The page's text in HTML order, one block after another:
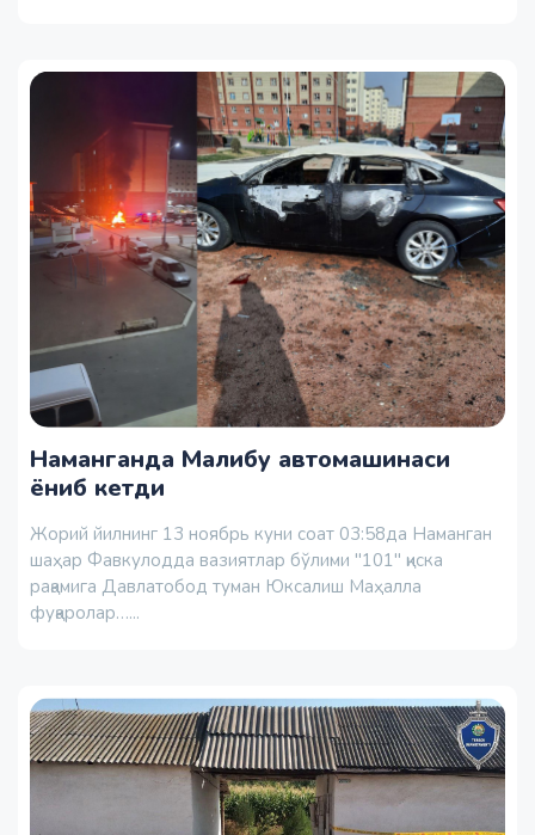
Наманганда Малибу автомашинаси
ёниб кетди
Жорий йилнинг 13 ноябрь куни соат 03:58да Наманган
шаҳар Фавкулодда вазиятлар бўлими "101" қиска
рақамига Давлатобод туман Юксалиш Маҳалла
фуқаролар…...